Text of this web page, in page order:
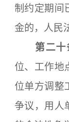
制约定期间
金的，人民
第二十
位、工作地
位单方调整
争议，用人